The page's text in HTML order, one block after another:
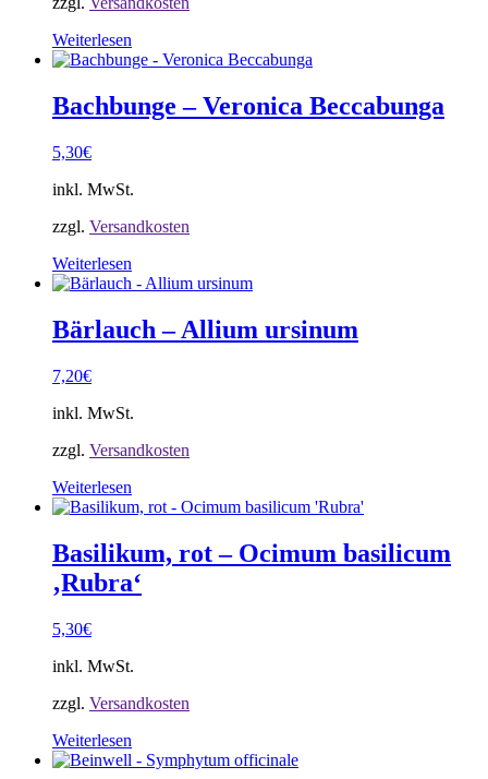
Weiterlesen
Bachbunge – Veronica Beccabunga
5,30€
inkl. MwSt.
zzgl. Versandkosten
Weiterlesen
Bärlauch – Allium ursinum
7,20€
inkl. MwSt.
zzgl. Versandkosten
Weiterlesen
Basilikum, rot – Ocimum basilicum
‚Rubra‘
5,30€
inkl. MwSt.
zzgl. Versandkosten
Weiterlesen